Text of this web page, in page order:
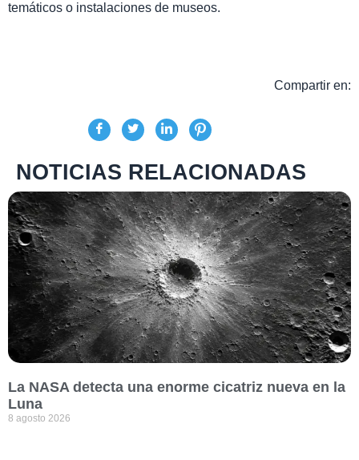
temáticos o instalaciones de museos.
Compartir en:
NOTICIAS RELACIONADAS
La NASA detecta una enorme cicatriz nueva en la
Luna
8 agosto 2026